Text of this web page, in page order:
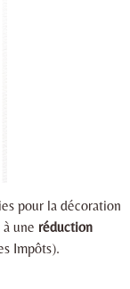
pour la décoration
une réduction
Impôts).